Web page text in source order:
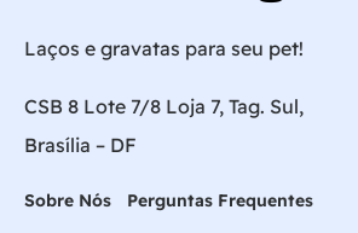
Laços e gravatas para seu pet!
CSB 8 Lote 7/8 Loja 7, Tag. Sul,
Brasília – DF
Sobre Nós Perguntas Frequentes